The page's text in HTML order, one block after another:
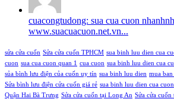
cuacongtudong: sua cua cuon
www.suacuacuon.net.vn...
sửa cửa cuốn Sửa cửa cuốn TPHCM sua binh luu dien cua
cuon sua cua cuon quan 1 cua cuon sua binh luu dien cua
sủa bình lưu điện của cuốn uy tín sua binh luu dien mua ban
Sửa bình lưu điện cửa cuốn giá rẻ sua binh luu dien cua cuon
Quận Hai Bà Trưng Sửa cửa cuốn tại Long An Sửa cửa